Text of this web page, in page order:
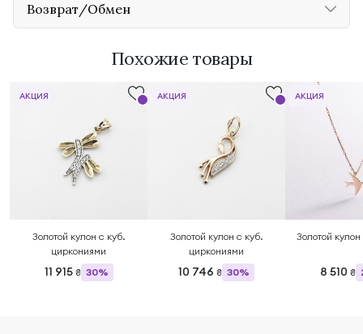
Возврат/Обмен
Похожие товары
Золотой кулон с куб.
циркониями
11 915 ₴ 30%
АКЦИЯ
Золотой кулон с куб.
циркониями
10 746 ₴ 30%
АКЦИЯ
Золотой
8 510 ₴
АКЦИЯ